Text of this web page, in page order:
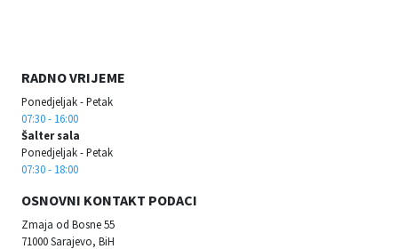
RADNO VRIJEME
Ponedjeljak - Petak
07:30 - 16:00
Šalter sala
Ponedjeljak - Petak
07:30 - 18:00
OSNOVNI KONTAKT PODACI
Zmaja od Bosne 55
71000 Sarajevo, BiH